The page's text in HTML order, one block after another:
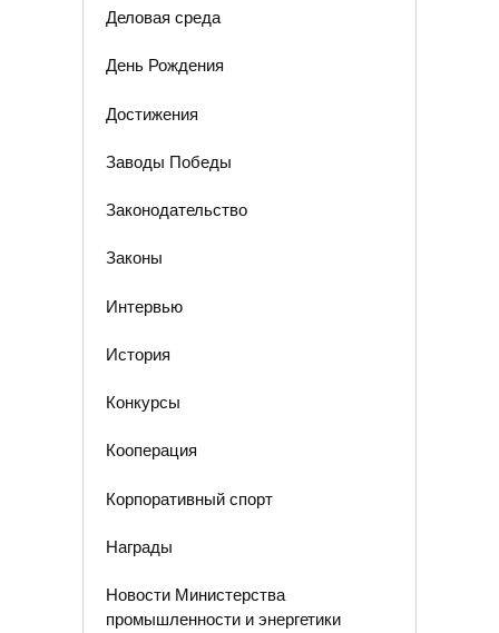
Деловая среда
День Рождения
Достижения
Заводы Победы
Законодательство
Законы
Интервью
История
Конкурсы
Кооперация
Корпоративный спорт
Награды
Новости Министерства
промышленности и энергетики